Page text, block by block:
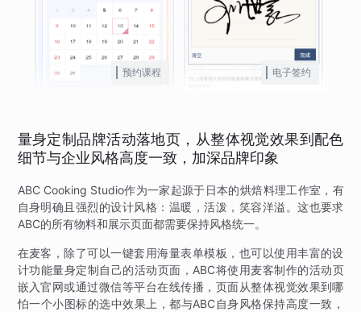
预约课程 电子签约
量身定制品牌活动落地页，从整体视觉效果到配色
细节与企业风格高度一致，加深品牌印象
ABC Cooking Studio作为一家起源于日本的烘焙料理工作室，有
自身明确且强烈的设计风格：温暖，活泼，笑容洋溢。这也要求
ABC的所有物料和展示页面都需要保持风格统一。
在麦客，除了可以一键套用海量表单模板，也可以使用丰富的设
计功能量身定制自己的活动页面，ABC将使用麦客制作的活动页
嵌入官网或通过微信等平台在线传播，页面从整体视觉效果到哪
怕一个小图标的选中效果上，都与ABC自身风格保持高度一致，